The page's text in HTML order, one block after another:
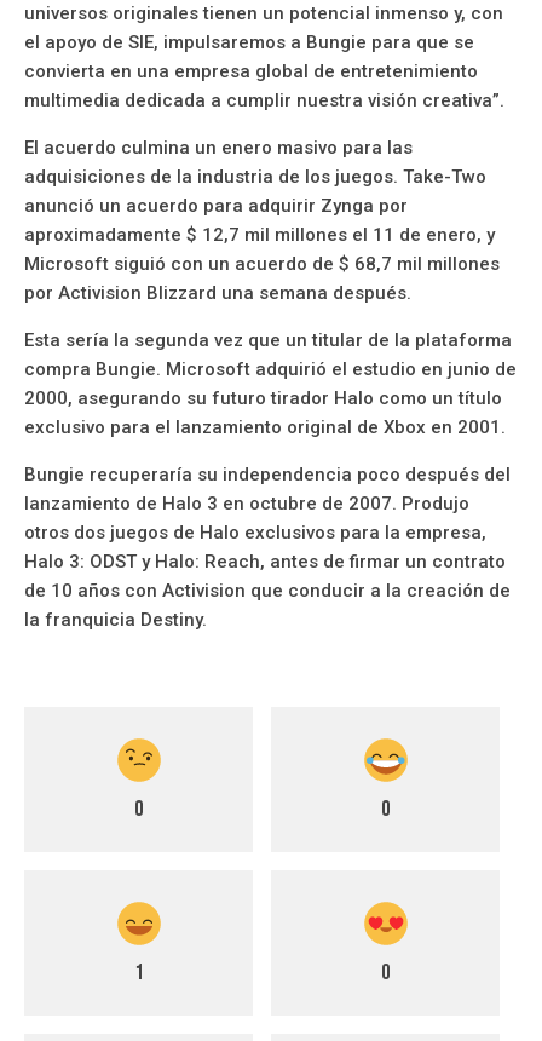
universos originales tienen un potencial inmenso y, con
el apoyo de SIE, impulsaremos a Bungie para que se
convierta en una empresa global de entretenimiento
multimedia dedicada a cumplir nuestra visión creativa”.
El acuerdo culmina un enero masivo para las
adquisiciones de la industria de los juegos. Take-Two
anunció un acuerdo para adquirir Zynga por
aproximadamente $ 12,7 mil millones el 11 de enero, y
Microsoft siguió con un acuerdo de $ 68,7 mil millones
por Activision Blizzard una semana después.
Esta sería la segunda vez que un titular de la plataforma
compra Bungie. Microsoft adquirió el estudio en junio de
2000, asegurando su futuro tirador Halo como un título
exclusivo para el lanzamiento original de Xbox en 2001.
Bungie recuperaría su independencia poco después del
lanzamiento de Halo 3 en octubre de 2007. Produjo
otros dos juegos de Halo exclusivos para la empresa,
Halo 3: ODST y Halo: Reach, antes de firmar un contrato
de 10 años con Activision que conducir a la creación de
la franquicia Destiny.
0 0
1 0